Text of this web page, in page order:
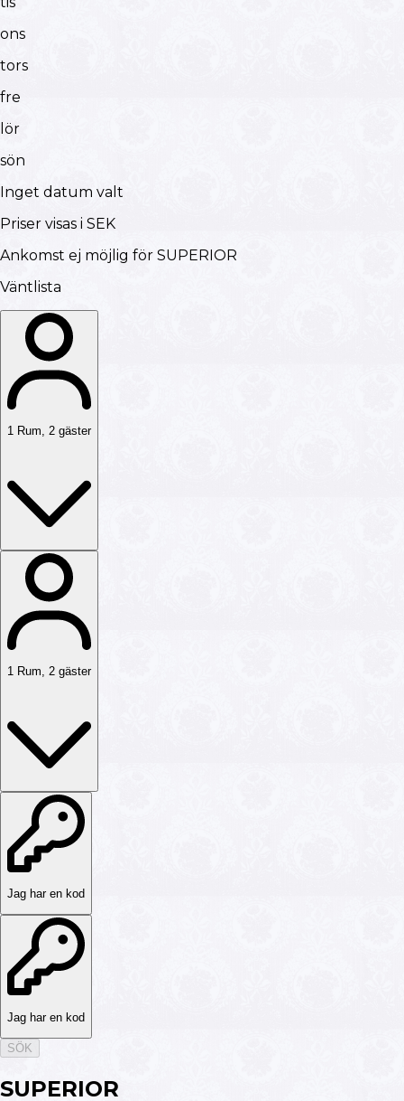
ons
tors
fre
lör
sön
Inget datum valt
Priser visas i SEK
Ankomst ej möjlig för SUPERIOR
Väntlista
1 Rum 2 gäster
1 Rum, 2 gäster
Jag har en kod
Jag har en kod
SÖK
SUPERIOR